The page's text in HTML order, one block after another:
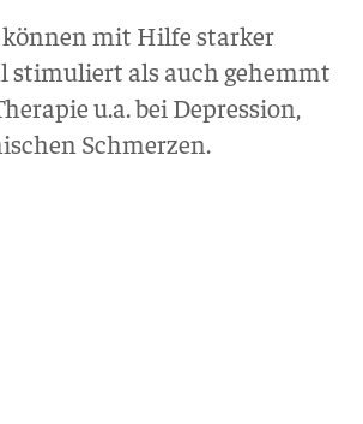
mit Hilfe starker
stimuliert als auch gehemmt
u.a. bei Depression,
Schmerzen.